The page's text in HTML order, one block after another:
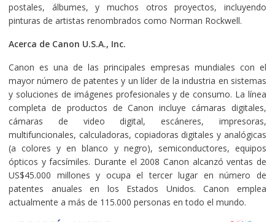
postales, álbumes, y muchos otros proyectos, incluyendo
pinturas de artistas renombrados como Norman Rockwell.
Acerca de Canon U.S.A., Inc.
Canon es una de las principales empresas mundiales con el
mayor número de patentes y un líder de la industria en sistemas
y soluciones de imágenes profesionales y de consumo. La línea
completa de productos de Canon incluye cámaras digitales,
cámaras de video digital, escáneres, impresoras,
multifuncionales, calculadoras, copiadoras digitales y analógicas
(a colores y en blanco y negro), semiconductores, equipos
ópticos y facsímiles. Durante el 2008 Canon alcanzó ventas de
US$45.000 millones y ocupa el tercer lugar en número de
patentes anuales en los Estados Unidos. Canon emplea
actualmente a más de 115.000 personas en todo el mundo.